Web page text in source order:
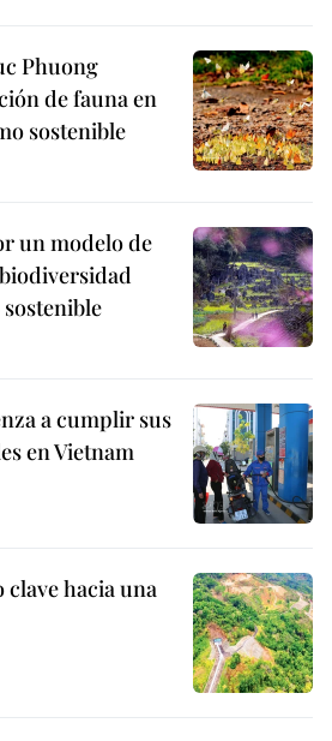
Phuong
de fauna en
sostenible
un modelo de
a cumplir sus
en Vietnam
clave hacia una